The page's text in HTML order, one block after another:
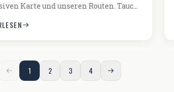
Karte und unseren Routen. Tauc…
1 2 3 4